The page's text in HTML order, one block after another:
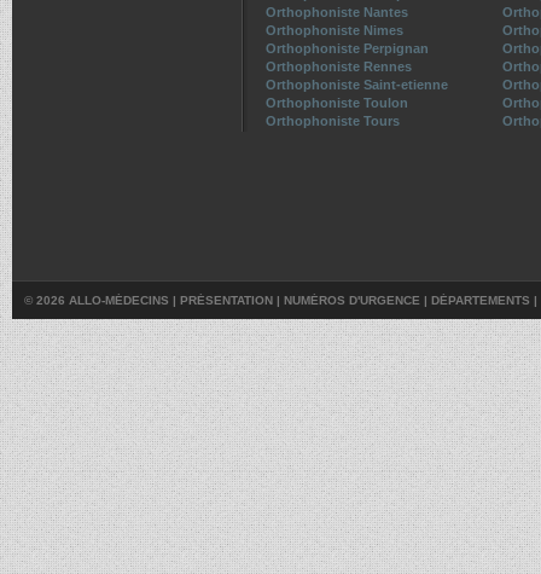
Orthophoniste Nantes
Orthophoniste Nimes
Orthophoniste Perpignan
Orthophoniste Rennes
Orthophoniste Saint-etienne
Orthophoniste Toulon
Orthophoniste Tours
© 2026 ALLO-MÉDECINS | PRÉSENTATION | NUMÉROS D'URGENCE | DÉPARTEMENTS |